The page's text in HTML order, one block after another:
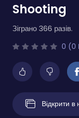
Shooting
Зіграно 366 разів.
0 (0
Відкрити в